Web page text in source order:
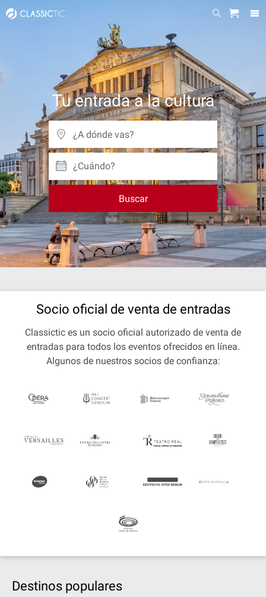
Tu entrada a la cultura
¿Cuándo?
Buscar
Socio oficial de venta de entradas
Classictic es un socio oficial autorizado de venta de
entradas para todos los eventos ofrecidos en línea.
Algunos de nuestros socios de confianza:
Destinos populares